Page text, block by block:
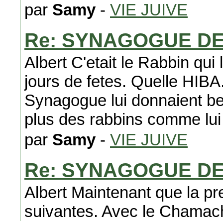
par Samy - VIE JUIVE
Re: SYNAGOGUE
Albert C'etait le Rabbin
jours de fetes. Quelle
Synagogue lui donnaient
plus des rabbins comme lui
par Samy - VIE JUIVE
Re: SYNAGOGUE
Albert Maintenant que la
suivantes. Avec le